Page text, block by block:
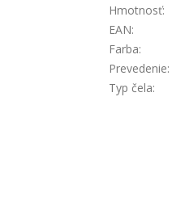
Hmotnosť:
EAN:
Farba:
Prevedenie:
Typ čela: